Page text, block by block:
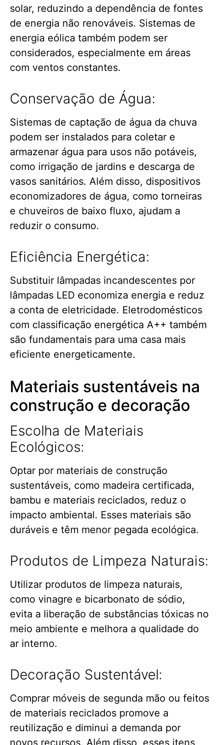
solar, reduzindo a dependência de fontes
de energia não renováveis. Sistemas de
energia eólica também podem ser
considerados, especialmente em áreas
com ventos constantes.
Conservação de Água:
Sistemas de captação de água da chuva
podem ser instalados para coletar e
armazenar água para usos não potáveis,
como irrigação de jardins e descarga de
vasos sanitários. Além disso, dispositivos
economizadores de água, como torneiras
e chuveiros de baixo fluxo, ajudam a
reduzir o consumo.
Eficiência Energética:
Substituir lâmpadas incandescentes por
lâmpadas LED economiza energia e reduz
a conta de eletricidade. Eletrodomésticos
com classificação energética A++ também
são fundamentais para uma casa mais
eficiente energeticamente.
Materiais sustentáveis na
construção e decoração
Escolha de Materiais
Ecológicos:
Optar por materiais de construção
sustentáveis, como madeira certificada,
bambu e materiais reciclados, reduz o
impacto ambiental. Esses materiais são
duráveis e têm menor pegada ecológica.
Produtos de Limpeza Naturais:
Utilizar produtos de limpeza naturais,
como vinagre e bicarbonato de sódio,
evita a liberação de substâncias tóxicas no
meio ambiente e melhora a qualidade do
ar interno.
Decoração Sustentável:
Comprar móveis de segunda mão ou feitos
de materiais reciclados promove a
reutilização e diminui a demanda por
novos recursos. Além disso, esses itens